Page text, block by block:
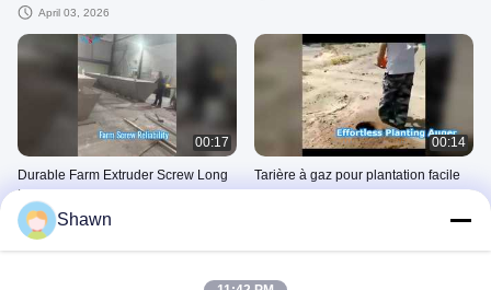
April 03, 2026
00:17
Durable Farm Extruder Screw Long
Life
March 19, 2026
00:14
Tarière à gaz pour plantation facile
Shawn